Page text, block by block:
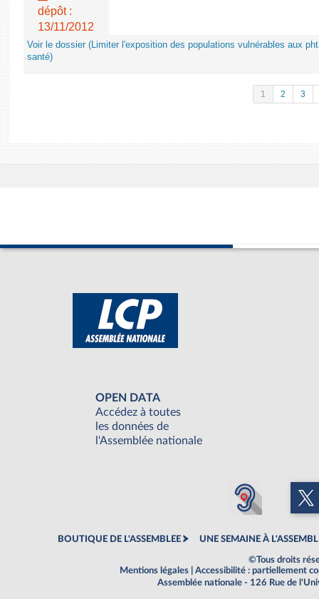
dépôt :
13/11/2012
Voir le dossier (Limiter l'exposition des populations vulnérables aux
santé)
1 2 3
OPEN DATA
Accédez à toutes
les données de
l'Assemblée nationale
BOUTIQUE DE L'ASSEMBLEE UNE SEMAINE À
©Tous droits
Mentions légales
Accessibilité : partiellement
Assemblée nationale - 126 Rue de